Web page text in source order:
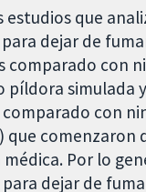
estudios que
dejar de
comparado con
píldora simulada
con
que comenzaron
Por lo
dejar de